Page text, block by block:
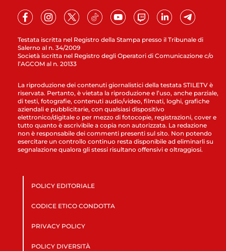
Testata iscritta nel Registro della Stampa presso il Tribunale di
Salerno al n. 34/2009
Società iscritta nel Registro degli Operatori di Comunicazione c/o
l’AGCOM al n. 20133
La riproduzione dei contenuti giornalistici della testata STILETV è
riservata. Pertanto, è vietata la riproduzione e l’uso, anche parziale,
di testi, fotografie, contenuti audio/video, filmati, loghi, grafiche
aziendali e pubblicitarie, con qualsiasi dispositivo
elettronico/digitale o per mezzo di fotocopie, registrazioni, cover e
tutto quanto è ascrivibile a copia non autorizzata. La redazione
non è responsabile dei commenti presenti sul sito. Non potendo
esercitare un controllo continuo resta disponibile ad eliminarli su
segnalazione qualora gli stessi risultano offensivi e oltraggiosi.
POLICY EDITORIALE
CODICE ETICO CONDOTTA
PRIVACY POLICY
POLICY DIVERSITÀ